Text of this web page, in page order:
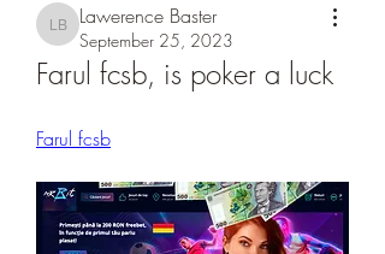
Lawerence Baster
Lawerence Baster
September 25, 2023
Farul fcsb, is poker a luck
Farul fcsb